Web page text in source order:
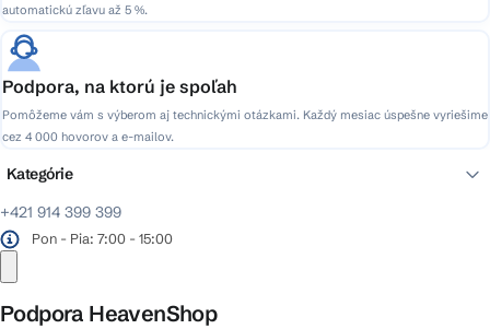
automatickú zľavu až 5 %.
Podpora, na ktorú je spoľah
Pomôžeme vám s výberom aj technickými otázkami. Každý mesiac úspešne vyriešime
cez 4 000 hovorov a e-mailov.
+421 914 399 399
Pon - Pia: 7:00 - 15:00
Podpora HeavenShop
Kategórie